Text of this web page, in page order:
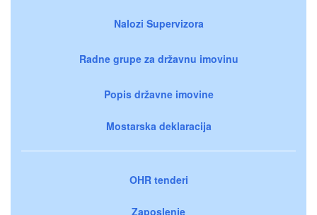
Nalozi Supervizora
Radne grupe za državnu imovinu
Popis državne imovine
Mostarska deklaracija
OHR tenderi
Zaposlenje